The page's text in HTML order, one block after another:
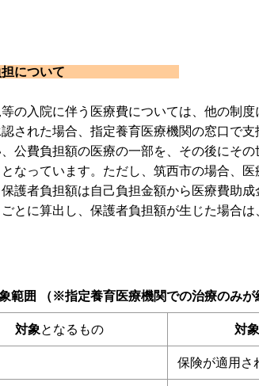
負担について
の入院に伴う医療費については、他の制
された場合、指定養育医療機関の窓口で
公費負担額の医療の一部を、その後にそ
なっています。ただし、筑西市の場合、
護者負担額は自己負担金額から医療費助
とに算出し、保護者負担額が生じた場合は
範囲 （※指定養育医療機関での治療のみが
対象となるもの 対
保険が適用さ